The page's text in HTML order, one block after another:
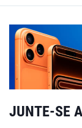
JUNTE-SE